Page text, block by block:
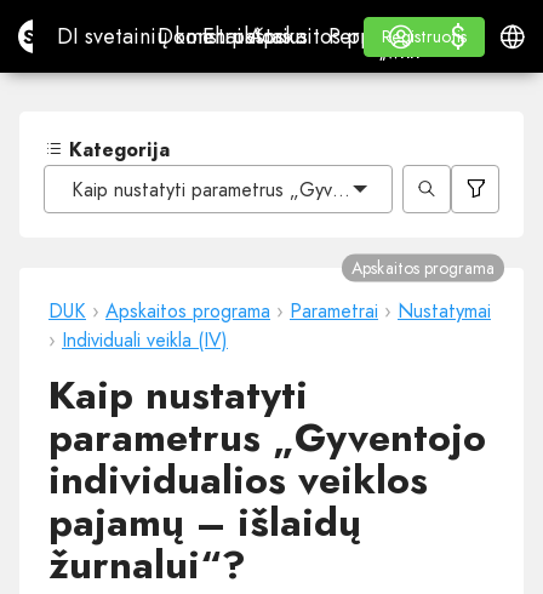
Site.proDI svetainių konstruktorius
DI svetainių konstruktorius
Domenai
DomenaiEl. paštas
El. paštasApskaitos programa
Apskaitos programa
Perpardavėjams
„WHITE LABEL“
Mokymasis
Mokymasis
Registruotis
Registruotis
Prisijungti
$
$
Kategorija
Kaip nustatyti parametrus „Gyventojo individualios
DUK › Apskaitos programa › Parametrai › Nustatymai
› Individuali veikla (IV)
Apskaitos programa
Kaip nustatyti
parametrus „Gyventojo
individualios veiklos
pajamų – išlaidų
žurnalui“?